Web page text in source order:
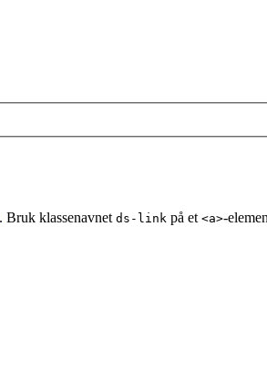
. Bruk klassenavnet ds-link på et <a>-